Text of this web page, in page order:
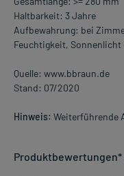
Haltbarkeit: 3 Jahre
Aufbewahrung: bei
Feuchtigkeit, Sonnenlicht
Quelle: www.bbraun.de
Stand: 07/2020
Hinweis: Weiterführende